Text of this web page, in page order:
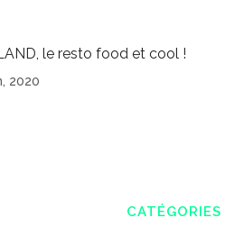
le resto food et cool !
2020
CATÉGORIES